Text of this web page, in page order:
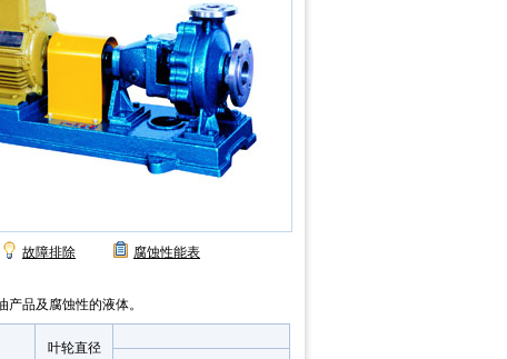
故障排除 腐蚀性能表
品及腐蚀性的液体。
叶轮直径